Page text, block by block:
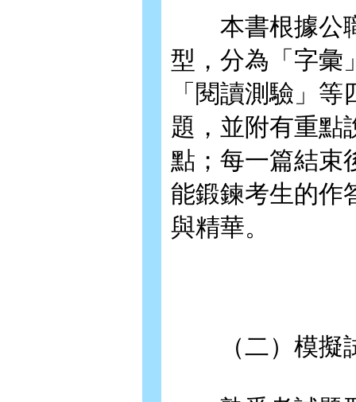
本書根據公職
型，分為「字彙
「閱讀測驗」
題，並附有重點
點；每一篇結束
能鍛鍊考生的作
與精華。
（二）模擬